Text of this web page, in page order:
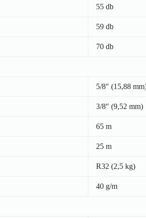
55 db
59 db
70 db
5/8″ (15,88
3/8″ (9,52 mm)
65 m
25 m
R32 (2,5 kg)
40 g/m